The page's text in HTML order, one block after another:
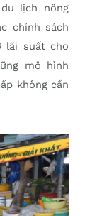
lịch nông
chính sách
lãi suất cho
mô hình
không cần